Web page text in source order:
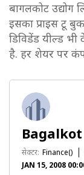
बागलकोट
इसका प्राइस टू
डिविडेंड यील्ड भी
है. हर शेयर पर
सेक्टर: Finance()
JAN 15, 2008